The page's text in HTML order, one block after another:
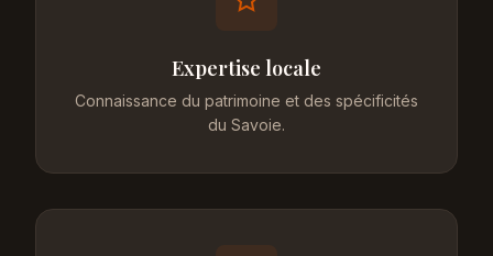
Expertise locale
Connaissance du patrimoine et des spécificités
du Savoie.